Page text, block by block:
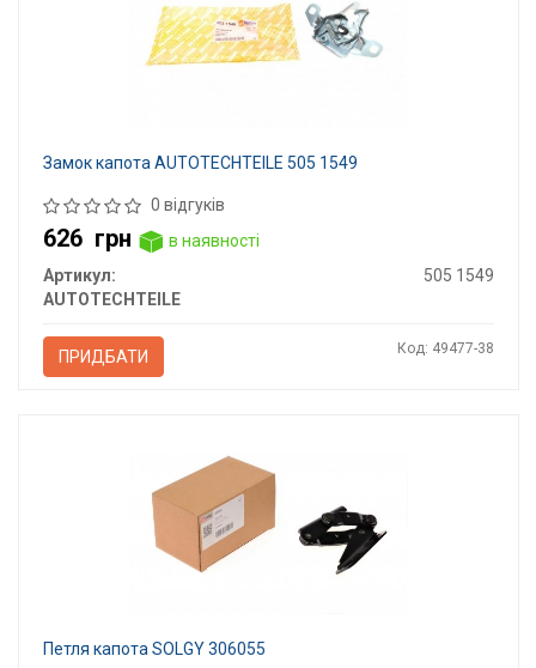
Замок капота AUTOTECHTEILE 505 1549
0 відгуків
626 грн
в наявності
Артикул:
505 1549
AUTOTECHTEILE
ПРИДБАТИ Код: 49477-38
Петля капота SOLGY 306055